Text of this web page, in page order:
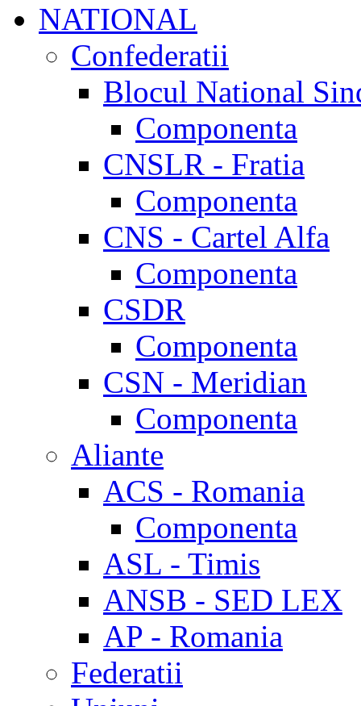
NATIONAL
Confederatii
Blocul National
Componenta
CNSLR - Fratia
Componenta
CNS - Cartel Alfa
Componenta
CSDR
Componenta
CSN - Meridian
Componenta
Aliante
ACS - Romania
Componenta
ASL - Timis
ANSB - SED LEX
AP - Romania
Federatii